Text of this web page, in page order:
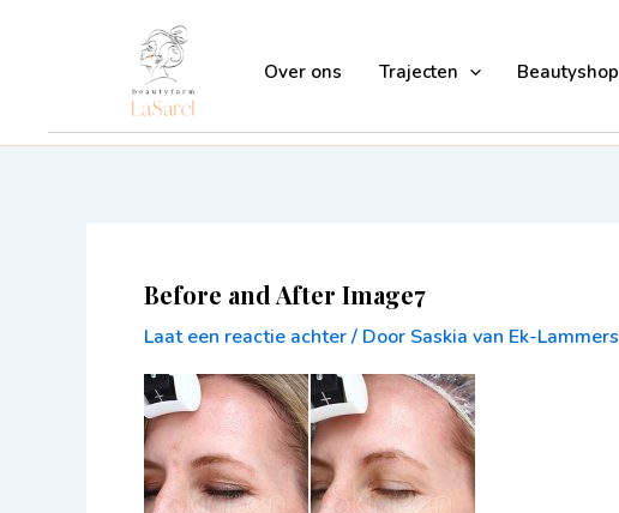
Over ons Trajecten Beautyshop
Before and After Image7
Laat een reactie achter/ Door Saskia van Ek-Lammers